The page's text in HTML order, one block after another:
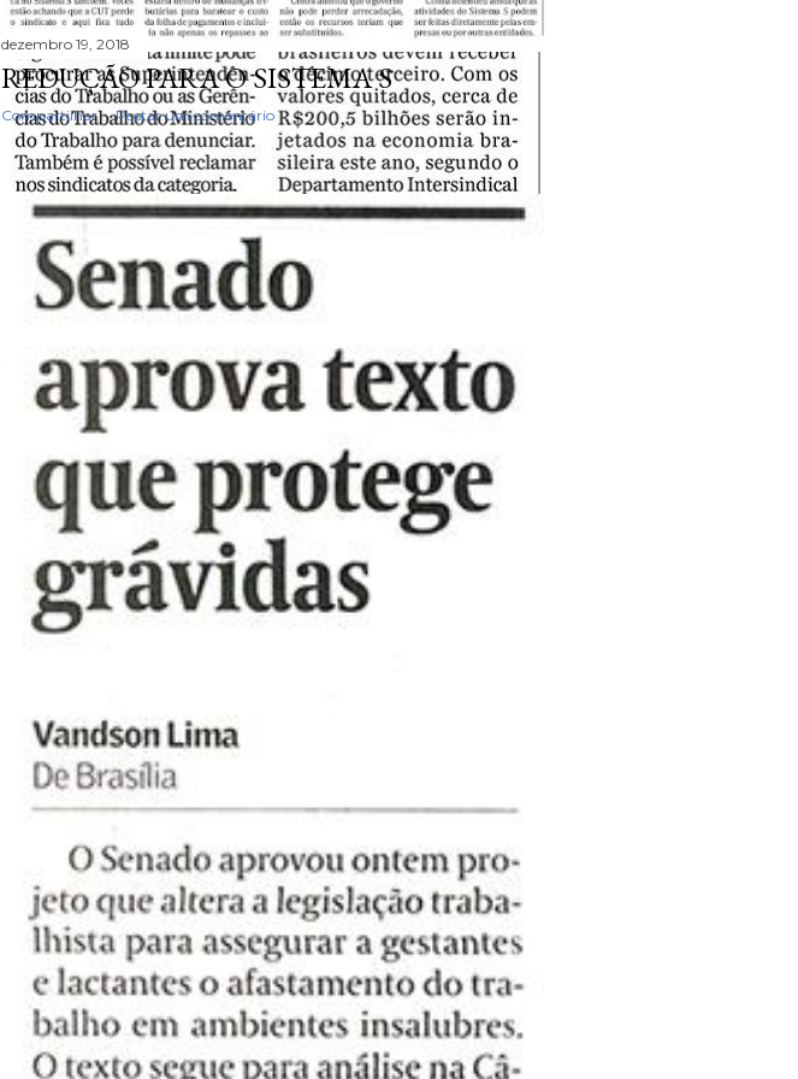
dezembro 19, 2018
SEGUNDA PARTE DO 13° DEVE SAIR ATÉ
AMANHÃ
Compartilhar Postar um comentário
dezembro 19, 2018
REDUÇÃO PARA O SISTEMA S
Compartilhar Postar um comentário